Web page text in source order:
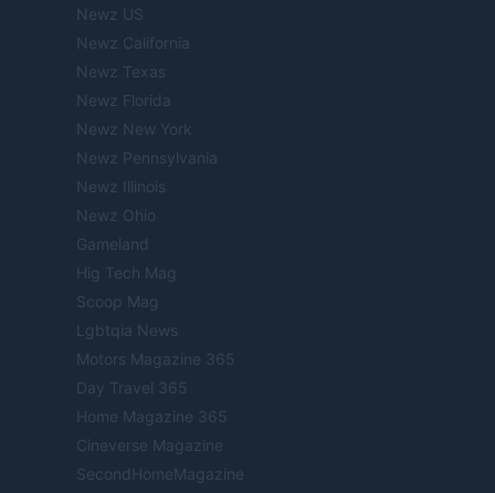
Newz US
Newz California
Newz Texas
Newz Florida
Newz New York
Newz Pennsylvania
Newz Illinois
Newz Ohio
Gameland
Hig Tech Mag
Scoop Mag
Lgbtqia News
Motors Magazine 365
Day Travel 365
Home Magazine 365
Cineverse Magazine
SecondHomeMagazine